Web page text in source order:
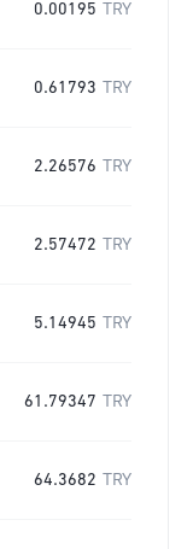
0.00195 TRY
0.61793 TRY
2.26576 TRY
2.57472 TRY
5.14945 TRY
61.79347 TRY
64.3682 TRY